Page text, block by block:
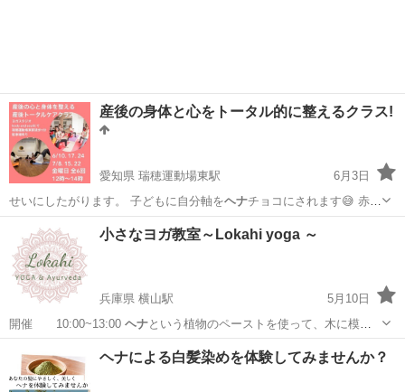
産後の身体と心をトータル的に整えるクラス!
愛知県 瑞穂運動場東駅
6月3日
せいにしたがります。 子どもに自分軸をヘナチョコにされます😅 赤ち
ゃん、子ども…名古屋市 瑞穂運動場東駅
小さなヨガ教室～Lokahi yoga ～
兵庫県 横山駅
5月10日
開催 10:00~13:00 ヘナという植物のペーストを使って、木に模
様…
横山駅 ヨガ YOGA
ヘナによる白髪染めを体験してみませんか？